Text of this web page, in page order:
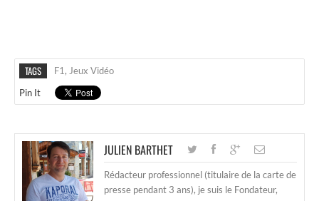
TAGS F1, Jeux Vidéo
Pin It
JULIEN BARTHET
Rédacteur professionnel (titulaire de la carte de
presse pendant 3 ans), je suis le Fondateur,